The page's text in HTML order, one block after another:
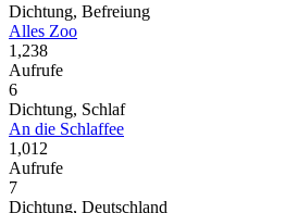
Dichtung, Befreiung
Alles Zoo
1,238
Aufrufe
6
Dichtung, Schlaf
An die Schlaffee
1,012
Aufrufe
7
Dichtung, Deutschland